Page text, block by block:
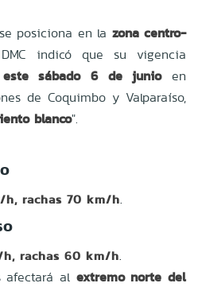
posiciona en la zona centro-
indicó que su vigencia
sábado 6 de junio en
de Coquimbo y Valparaíso,
blanco".
rachas 70 km/h.
rachas 60 km/h.
afectará al extremo norte del